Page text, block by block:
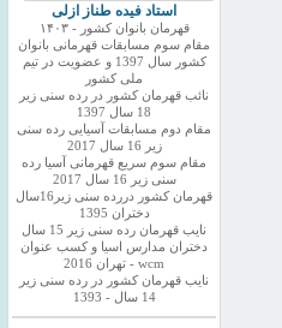
استاد فیده طناز ازلی
قهرمان بانوان کشور - ۱۴۰۳
مقام سوم مسابقات قهرمانی بانوان
کشور سال 1397 و عضویت در تیم
ملی کشور
نائب قهرمان کشور در رده سنی زیر
18 سال 1397
مقام دوم مسابقات آسیایی رده سنی
زیر 16 سال 2017
مقام سوم سریع قهرمانی آسیا رده
سنی زیر 16 سال 2017
قهرمان کشور دررده سنی زیر16سال
دختران 1395
نایب قهرمان رده سنی زیر 15 سال
دختران مدارس اسیا و کسب عنوان
wcm - تهران 2016
نایب قهرمان کشور در رده سنی زیر
14 سال - 1393